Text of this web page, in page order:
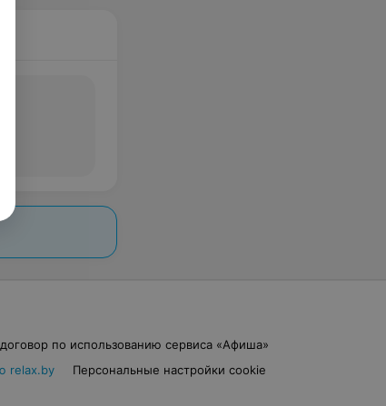
по использованию сервиса «Афиша»
relax.by
Персональные настройки cookie